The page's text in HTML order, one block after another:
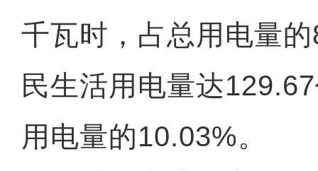
千瓦时，占总用电量
民生活用电量达
用电量的10.03%。